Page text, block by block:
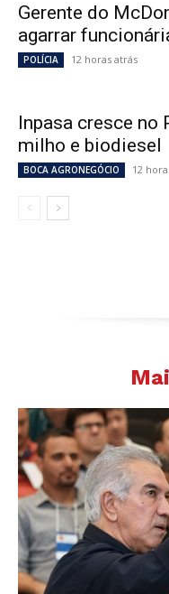
Gerente do
agarrar
POLÍCIA 12 horas atrás
Inpasa cresce no
milho e biodiesel
BOCA AGRONEGÓCIO 12